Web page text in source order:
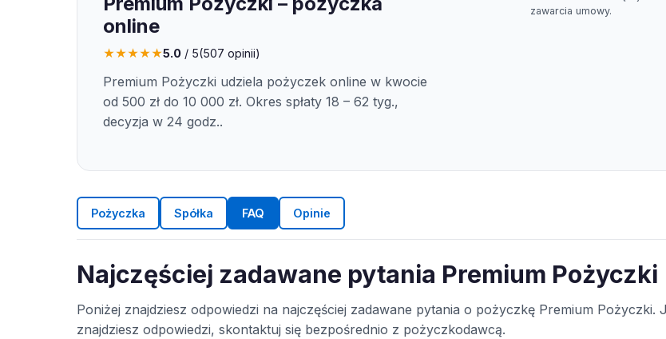
online
★★★★★5.0 / 5(507 opinii)
Premium Pożyczki udziela pożyczek online w kwocie
od 500 zł do 10 000 zł. Okres spłaty 18 – 62 tyg.,
decyzja w 24 godz..
zawarcia umowy.
Pożyczka Spółka FAQ Opinie
Najczęściej zadawane pytania Premium Pożyczki
Poniżej znajdziesz odpowiedzi na najczęściej zadawane pytania o pożyczkę Premium Pożyczki.
znajdziesz odpowiedzi, skontaktuj się bezpośrednio z pożyczkodawcą.